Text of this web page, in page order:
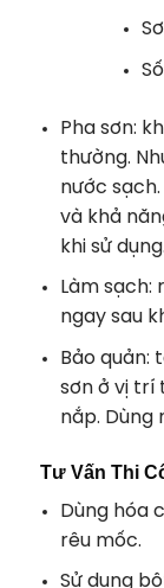
Pha sơn:
thường.
nước
và khả
khi sử dụng.
Làm sạch:
ngay sau
Bảo quản:
sơn ở vị trí
nắp. Dùng
Tư Vấn Thi
Dùng hóa
rêu mốc.
Sử dụng